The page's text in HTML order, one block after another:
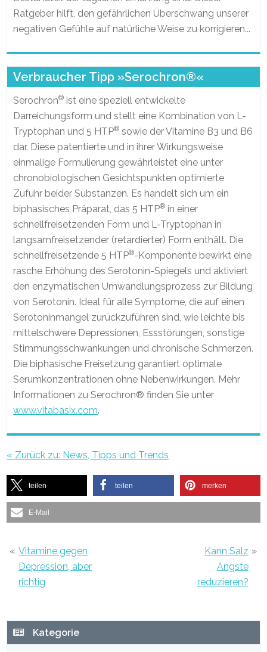
Ratgeber hilft, den gefährlichen Überschwang unserer
negativen Gefühle auf natürliche Weise zu korrigieren...
Verbraucher Tipp »Serochron®«
Serochron® ist eine speziell entwickelte
Darreichungsform und stellt eine Kombination von L-
Tryptophan und 5 HTP® sowie der Vitamine B3 und B6
dar. Diese patentierte und in ihrer Wirkungsweise
einmalige Formulierung gewährleistet eine unter
chronobiologischen Gesichtspunkten optimierte
Zufuhr beider Substanzen. Es handelt sich um ein
biphasisches Präparat, das 5 HTP® in einer
schnellfreisetzenden Form und L-Tryptophan in
langsamfreisetzender (retardierter) Form enthält. Die
schnellfreisetzende 5 HTP®-Komponente bewirkt eine
rasche Erhöhung des Serotonin-Spiegels und aktiviert
den enzymatischen Umwandlungsprozess zur Bildung
von Serotonin. Ideal für alle Symptome, die auf einen
Serotoninmangel zurückzuführen sind, wie leichte bis
mittelschwere Depressionen, Essstörungen, sonstige
Stimmungsschwankungen und chronische Schmerzen.
Die biphasische Freisetzung garantiert optimale
Serumkonzentrationen ohne Nebenwirkungen. Mehr
Informationen zu Serochron® finden Sie unter
www.vitabasix.com.
« Zurück zu: News, Tipps und Trends
teilen teilen merken
E-Mail
« Vitamine gegen
Depression, aber
richtig
Kann Salz
Ängste
reduzieren?
»
Haupt-
Sidebar
Kategorie